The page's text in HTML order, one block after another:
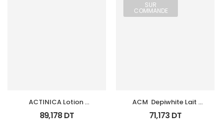
ACTINICA Lotion
Spf50+ Fl 80 Ml
89,178DT
SUR
COMMANDE
ACM  Depiwhite Lait
Corporel Eclaircissant
200Ml
71,173 DT